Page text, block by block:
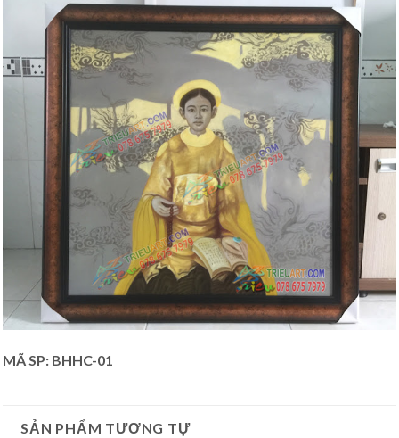
MÃ SP: BHHC-01
SẢN PHẨM TƯƠNG TỰ